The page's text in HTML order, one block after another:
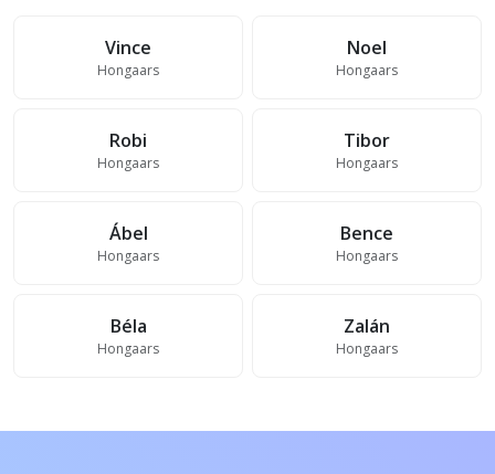
Vince
Hongaars
Noel
Hongaars
Robi
Hongaars
Tibor
Hongaars
Ábel
Hongaars
Bence
Hongaars
Béla
Hongaars
Zalán
Hongaars